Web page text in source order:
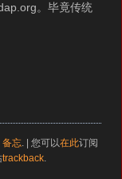
。毕竟传统
备忘 . | 您可以在此订阅
trackback